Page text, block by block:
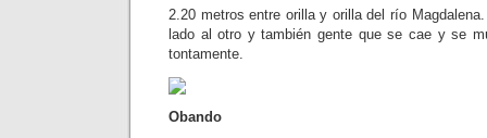
2.20 metros entre orilla y orilla del río
lado al otro y también gente que se cae y se
tontamente.
Obando